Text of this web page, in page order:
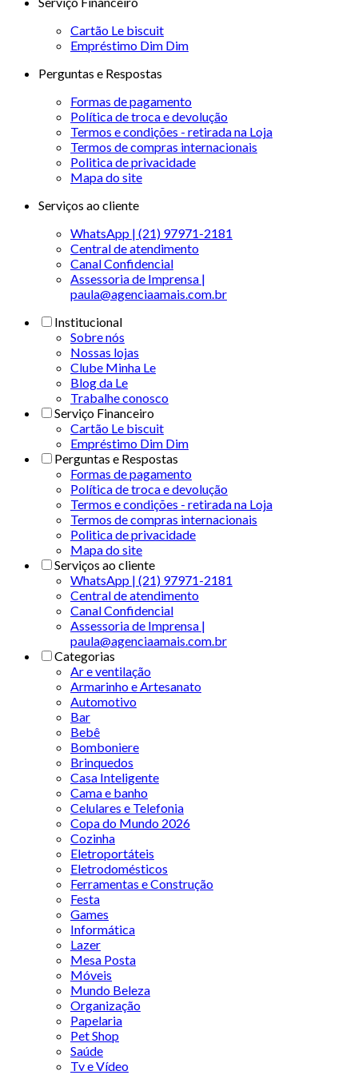
Cartão Le biscuit
Empréstimo Dim Dim
Perguntas e Respostas
Formas de pagamento
Política de troca e devolução
Termos e condições - retirada na Loja
Termos de compras internacionais
Politica de privacidade
Mapa do site
Serviços ao cliente
WhatsApp | (21) 97971-2181
Central de atendimento
Canal Confidencial
Assessoria de Imprensa |
paula@agenciaamais.com.br
Institucional
Sobre nós
Nossas lojas
Clube Minha Le
Blog da Le
Trabalhe conosco
Serviço Financeiro
Cartão Le biscuit
Empréstimo Dim Dim
Perguntas e Respostas
Formas de pagamento
Política de troca e devolução
Termos e condições - retirada na Loja
Termos de compras internacionais
Politica de privacidade
Mapa do site
Serviços ao cliente
WhatsApp | (21) 97971-2181
Central de atendimento
Canal Confidencial
Assessoria de Imprensa |
paula@agenciaamais.com.br
Categorias
Ar e ventilação
Armarinho e Artesanato
Automotivo
Bar
Bebê
Bomboniere
Brinquedos
Casa Inteligente
Cama e banho
Celulares e Telefonia
Copa do Mundo 2026
Cozinha
Eletroportáteis
Eletrodomésticos
Ferramentas e Construção
Festa
Games
Informática
Lazer
Mesa Posta
Móveis
Mundo Beleza
Organização
Papelaria
Pet Shop
Saúde
Tv e Vídeo